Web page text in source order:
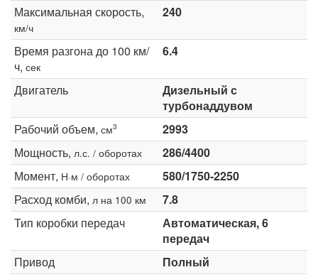
Максимальная скорость,
км/ч
240
Время разгона до 100 км/
ч, сек
6.4
Двигатель
Дизельный с
турбонаддувом
Рабочий объем, см3
2993
Мощность, л.с. / оборотах
286/4400
Момент, Н·м / оборотах
580/1750-2250
Расход комби, л на 100 км
7.8
Тип коробки передач
Автоматическая, 6
передач
Привод
Полный